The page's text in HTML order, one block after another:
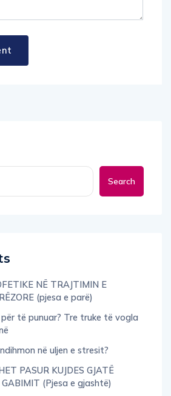
Search
NË TRAJTIMIN E
(pjesa e parë)
për të punuar? Tre truke të vogla
në uljen e stresit?
PASUR KUJDES GJATË
GABIMIT (Pjesa e gjashtë)